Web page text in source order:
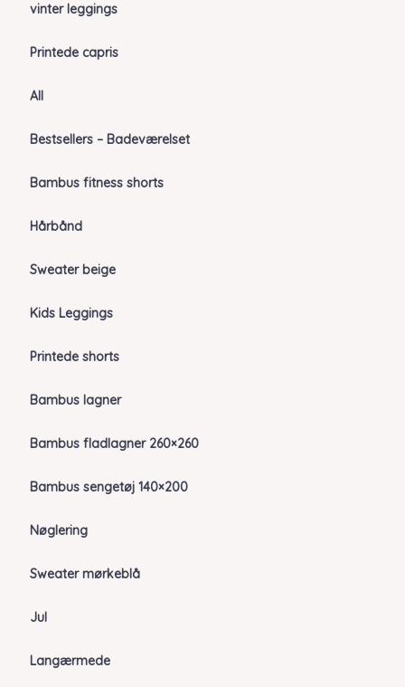
vinter leggings
Printede capris
All
Bestsellers – Badeværelset
Bambus fitness shorts
Hårbånd
Sweater beige
Kids Leggings
Printede shorts
Bambus lagner
Bambus fladlagner 260×260
Bambus sengetøj 140×200
Nøglering
Sweater mørkeblå
Jul
Langærmede